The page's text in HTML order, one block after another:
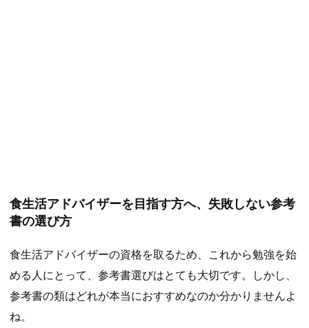
食生活アドバイザーを目指す方へ、失敗しない参考
書の選び方
食生活アドバイザーの資格を取るため、これから勉強を始
める人にとって、参考書選びはとても大切です。しかし、
参考書の類はどれが本当におすすめなのか分かりませんよ
ね。